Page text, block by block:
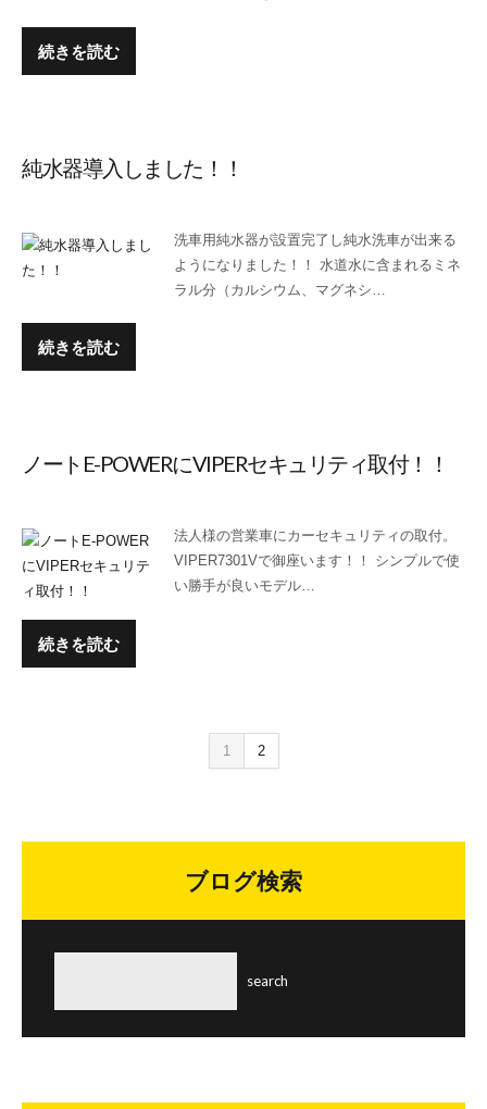
続きを読む
純水器導入しました！！
洗車用純水器が設置完了し純水洗車が出来る
ようになりました！！ 水道水に含まれるミネ
ラル分（カルシウム、マグネシ…
続きを読む
ノートE-POWERにVIPERセキュリティ取付！！
法人様の営業車にカーセキュリティの取付。
VIPER7301Vで御座います！！ シンプルで使
い勝手が良いモデル…
続きを読む
1 2
ブログ検索